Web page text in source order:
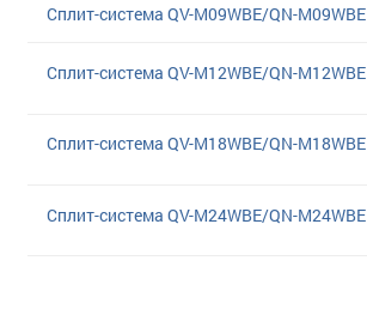
Сплит-система QV-M09WBE/QN-M09WBE
Сплит-система QV-M12WBE/QN-M12WBE
Сплит-система QV-M18WBE/QN-M18WBE
Сплит-система QV-M24WBE/QN-M24WBE